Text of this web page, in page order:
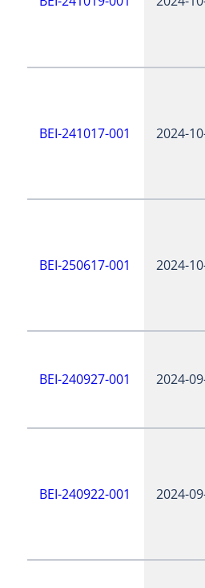
BEI-241017-001 2024-
BEI-250617-001 2024-
BEI-240927-001 2024-
BEI-240922-001 2024-